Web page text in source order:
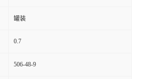
罐装
0.7
506-48-9